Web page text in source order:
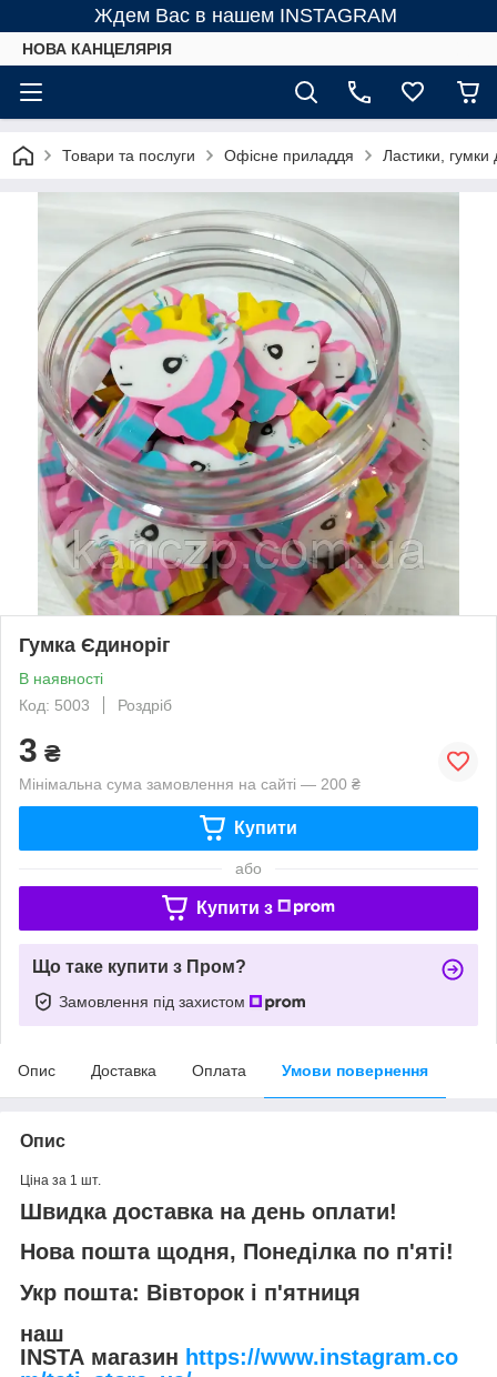
Ждем Вас в нашем INSTAGRAM
НОВА КАНЦЕЛЯРІЯ
Товари та послуги Офісне приладдя Ластики,
Гумка Єдиноріг
В наявності
Код: 5003
Роздріб
3 ₴
Мінімальна сума замовлення на сайті — 200 ₴
Купити
або
Купити з
Що таке купити з Пром?
Замовлення під захистом
Опис Доставка Оплата Умови повернення
Опис
Ціна за 1 шт.
Швидка доставка на день оплати!
Нова пошта щодня, Понеділка по п'яті!
Укр пошта: Вівторок і п'ятниця
наш
INSTA магазин https://www.instagram.co